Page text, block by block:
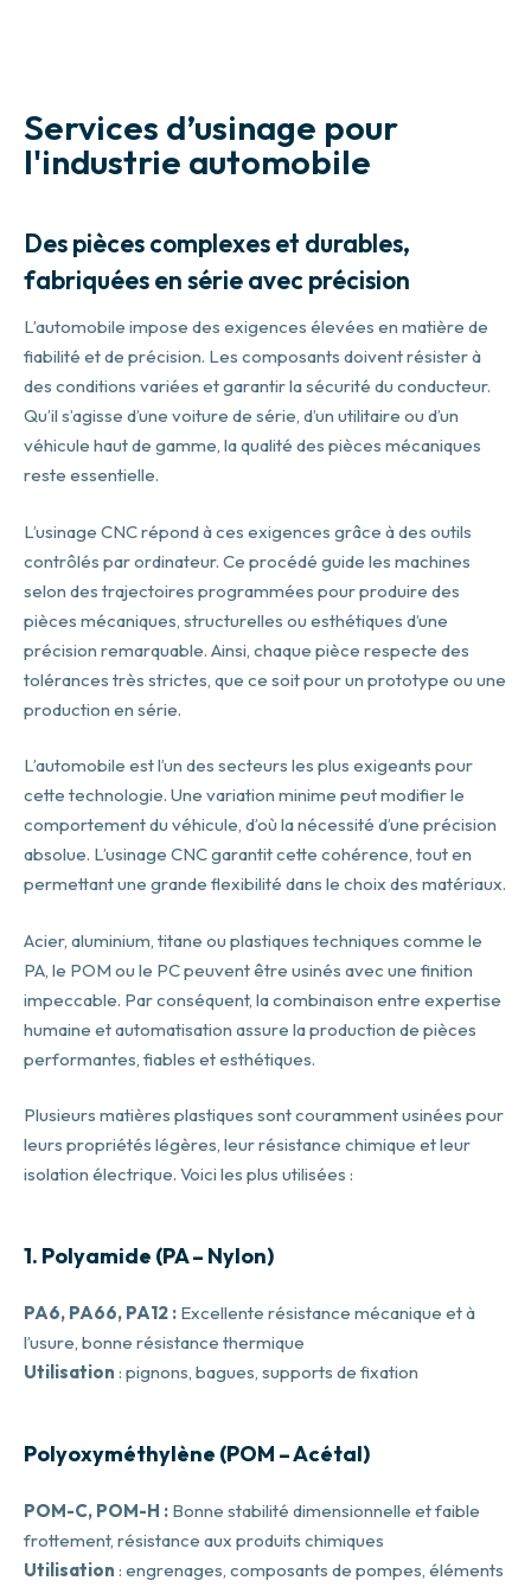
Services d’usinage pour
l'industrie automobile
Des pièces complexes et durables,
fabriquées en série avec précision
L’automobile impose des exigences élevées en matière de
fiabilité et de précision. Les composants doivent résister à
des conditions variées et garantir la sécurité du conducteur.
Qu’il s’agisse d’une voiture de série, d’un utilitaire ou d’un
véhicule haut de gamme, la qualité des pièces mécaniques
reste essentielle.
L’usinage CNC répond à ces exigences grâce à des outils
contrôlés par ordinateur. Ce procédé guide les machines
selon des trajectoires programmées pour produire des
pièces mécaniques, structurelles ou esthétiques d’une
précision remarquable. Ainsi, chaque pièce respecte des
tolérances très strictes, que ce soit pour un prototype ou une
production en série.
L’automobile est l’un des secteurs les plus exigeants pour
cette technologie. Une variation minime peut modifier le
comportement du véhicule, d’où la nécessité d’une précision
absolue. L’usinage CNC garantit cette cohérence, tout en
permettant une grande flexibilité dans le choix des matériaux.
Acier, aluminium, titane ou plastiques techniques comme le
PA, le POM ou le PC peuvent être usinés avec une finition
impeccable. Par conséquent, la combinaison entre expertise
humaine et automatisation assure la production de pièces
performantes, fiables et esthétiques.
Plusieurs matières plastiques sont couramment usinées pour
leurs propriétés légères, leur résistance chimique et leur
isolation électrique. Voici les plus utilisées :
1. Polyamide (PA – Nylon)
PA6, PA66, PA12 : Excellente résistance mécanique et à
l’usure, bonne résistance thermique
Utilisation : pignons, bagues, supports de fixation
Polyoxyméthylène (POM – Acétal)
POM-C, POM-H : Bonne stabilité dimensionnelle et faible
frottement, résistance aux produits chimiques
Utilisation : engrenages, composants de pompes, éléments